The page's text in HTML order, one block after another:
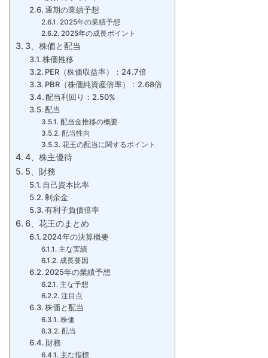
通期の業績予想
2025年の業績予想
2025年の成長ポイント
3、株価と配当
株価推移
PER（株価収益率）：24.7倍
PBR（株価純資産倍率）：2.68倍
配当利回り：2.50%
配当
配当金推移の概要
配当性向
花王の配当に関するポイント
4、株主優待
5、財務
自己資本比率
剰余金
有利子負債倍率
6、花王のまとめ
2024年の決算概要
主な実績
成長要因
2025年の業績予想
主な予想
注目点
株価と配当
株価
配当
財務
主な指標